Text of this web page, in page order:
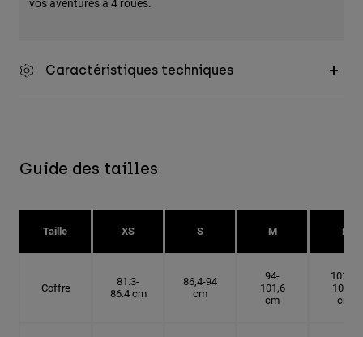
Caractéristiques techniques
Guide des tailles
Taille XS S M L
Coffre
81.3-
86.4 cm
86,4-94
cm
94-
101,6
cm
101.6-
109.2
cm